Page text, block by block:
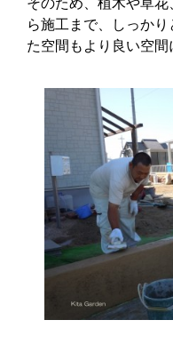
そのため、植木や草
ら施工まで、しっか
た空間もより良い空間